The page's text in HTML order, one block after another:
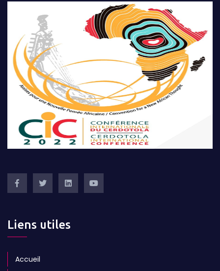
Liens utiles
Accueil